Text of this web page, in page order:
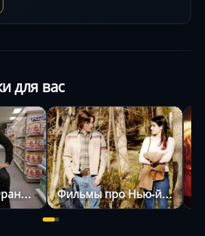
для вас
Фильмы про Францию Фильмы про Нью-йорк